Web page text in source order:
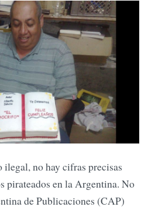
no hay cifras precisas
pirateados en la Argentina. No
de Publicaciones (CAP)